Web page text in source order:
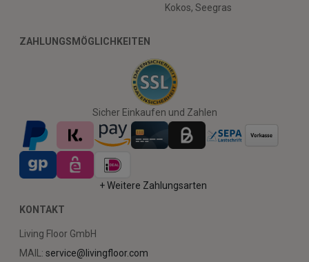
Kokos, Seegras
ZAHLUNGSMÖGLICHKEITEN
Sicher Einkaufen und Zahlen
+ Weitere Zahlungsarten
KONTAKT
Living Floor GmbH
MAIL: service@livingfloor.com